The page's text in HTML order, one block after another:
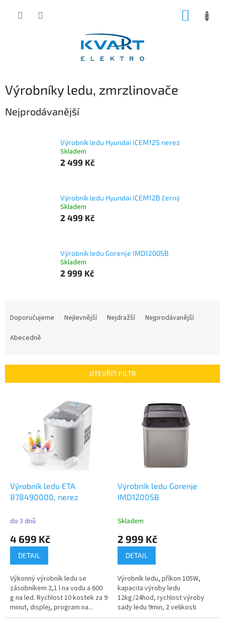
Výrobníky ledu, zmrzlinovače
Nejprodávanější
Výrobník ledu Hyundai ICEM12S nerez
Skladem
2 499 Kč
Výrobník ledu Hyundai ICEM12B černý
Skladem
2 499 Kč
Výrobník ledu Gorenje IMD1200SB
Skladem
2 999 Kč
r
Doporučujeme Nejlevnější Nejdražší
Nejprodávanější
Abecedně
OTEVŘÍT FILTR
Výrobník ledu ETA
878490000, nerez
do 3 dnů
4 699 Kč
DETAIL
Výkonný výrobník ledu se
zásobníkem 2,1 l na vodu a 600
g na led. Rychlost 10 kostek za 9
minut, displej, program na...
Výrobník ledu Gorenje
IMD1200SB
Skladem
2 999 Kč
DETAIL
Výrobník ledu, příkon 105W,
kapacita výroby ledu
12kg/24hod, rychlost výroby
sady ledu 9min, 2 velikosti
ledových...